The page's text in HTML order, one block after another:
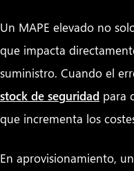
Un MAPE elevado no
que impacta
suministro. Cuando el
stock de seguridad para
que incrementa los
En aprovisionamiento,